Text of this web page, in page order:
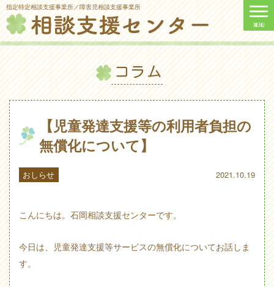
指定特定相談支援事業所／障害児相談支援事業所
コラム
【児童発達支援等の利用者負担の
無償化について】
おしらせ 2021.10.19
こんにちは。石岡相談支援センターです。
今日は、児童発達支援等サービスの無償化についてお話しま
す。